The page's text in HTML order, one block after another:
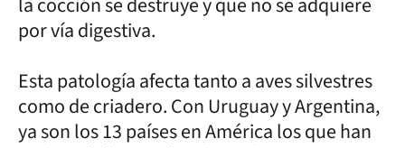
por vía digestiva.
Esta patología afecta tanto a aves silvestres
como de criadero. Con Uruguay y Argentina,
ya son los 13 países en América los que han